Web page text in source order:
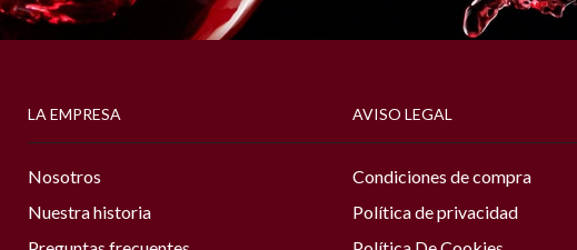
LA EMPRESA
Nosotros
Nuestra historia
AVISO LEGAL
Condiciones de compra
Política de privacidad